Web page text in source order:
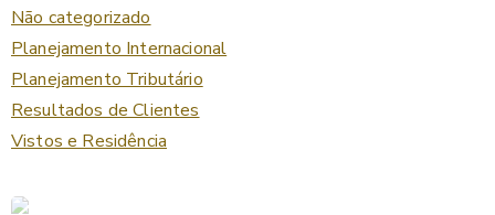
Não categorizado
Planejamento Internacional
Planejamento Tributário
Resultados de Clientes
Vistos e Residência